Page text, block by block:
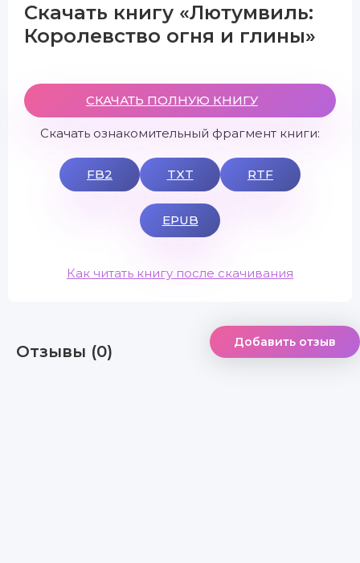
Скачать книгу «Лютумвиль:
Королевство огня и глины»
СКАЧАТЬ ПОЛНУЮ КНИГУ
Скачать ознакомительный фрагмент книги:
FB2 TXT RTF
EPUB
Как читать книгу после скачивания
Отзывы (0) Добавить отзыв